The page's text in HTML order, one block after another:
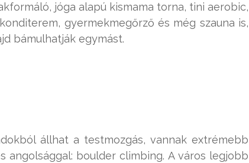
jóga alapú kismama torna, tini aerobic,
gyermekmegőrző és még szauna is,
bámulhatják egymást.
állhat a testmozgás, vannak extrémebb
angolsággal: boulder climbing. A város legjobb